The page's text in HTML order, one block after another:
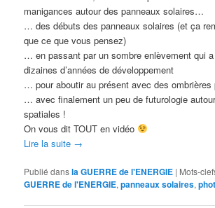
manigances autour des panneaux solaires…
… des débuts des panneaux solaires (et ça
que ce que vous pensez)
… en passant par un sombre enlèvement qui
dizaines d’années de développement
… pour aboutir au présent avec des ombrières
… avec finalement un peu de futurologie
spatiales !
On vous dit TOUT en vidéo
Lire la suite →
Publié dansla GUERRE de l'ENERGIE | Mots-
GUERRE de l'ENERGIE,panneaux solaires,